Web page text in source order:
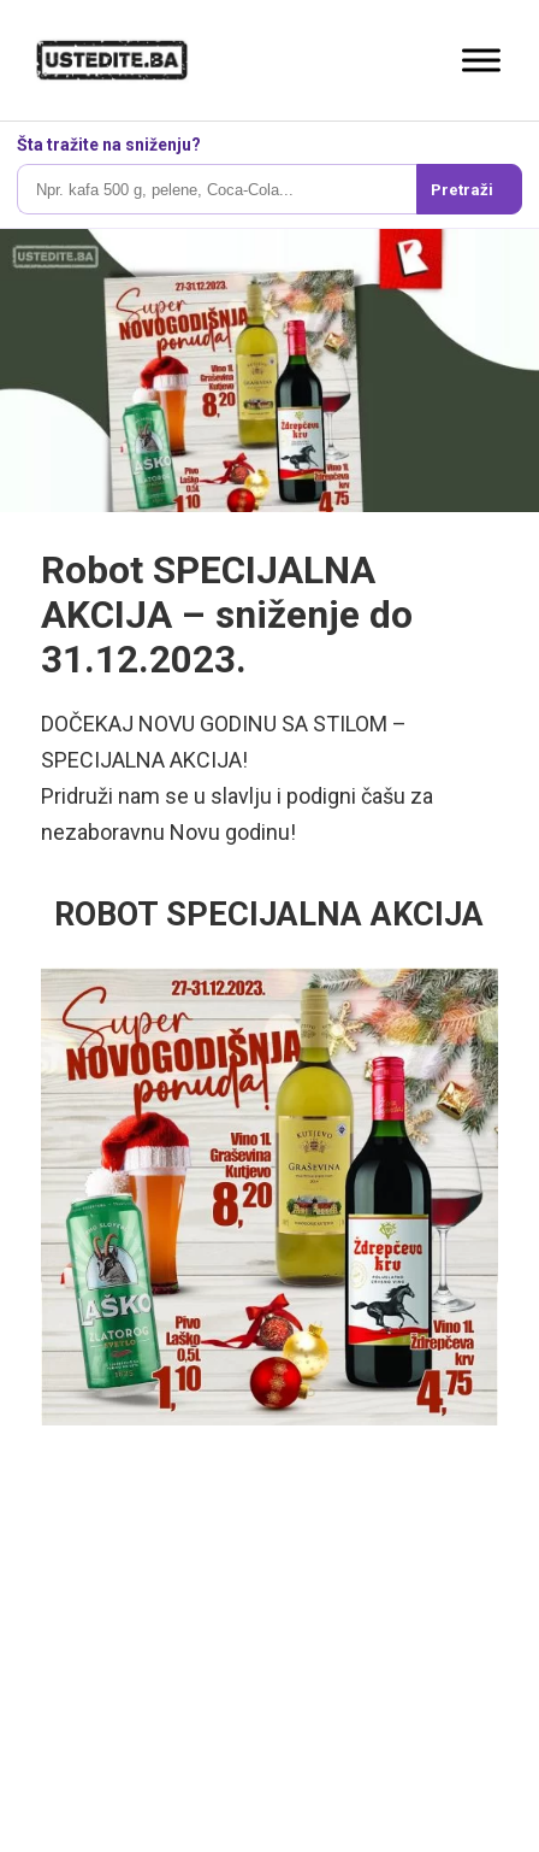
Šta tražite na sniženju?
Pretraži
Robot SPECIJALNA
AKCIJA – sniženje do
31.12.2023.
DOČEKAJ NOVU GODINU SA STILOM –
SPECIJALNA AKCIJA!
Pridruži nam se u slavlju i podigni čašu za
nezaboravnu Novu godinu!
ROBOT SPECIJALNA AKCIJA